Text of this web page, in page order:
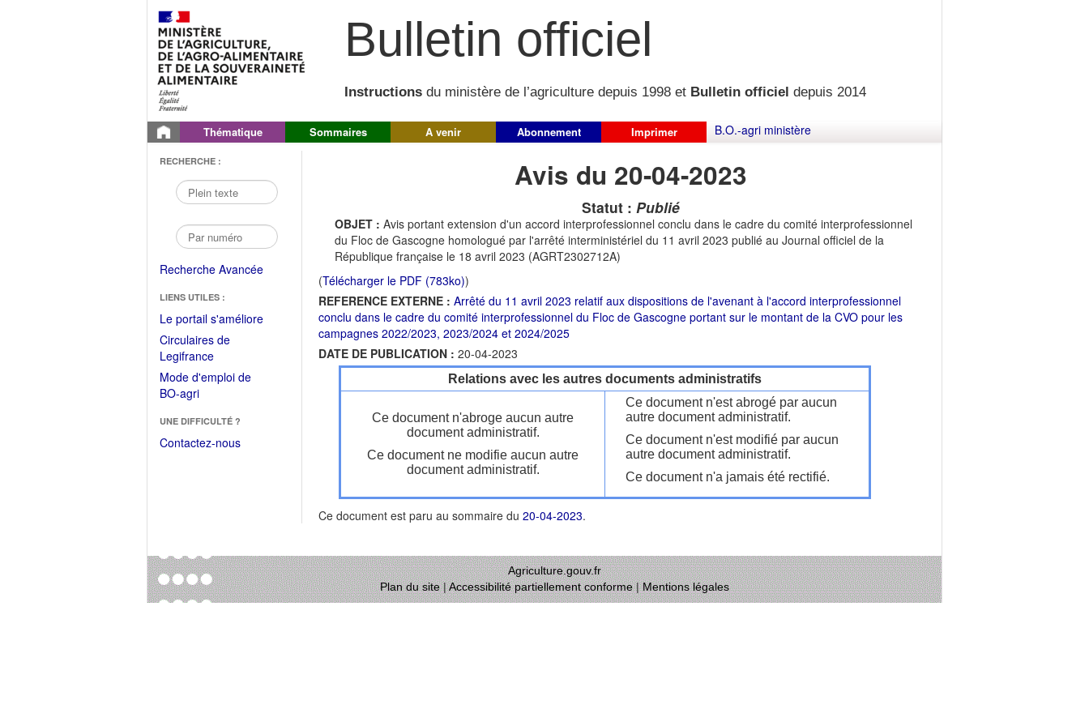
Bulletin officiel
Instructions du ministère de l’agriculture depuis 1998 et Bulletin officiel depuis 2014
Thématique Sommaires A venir Abonnement Imprimer B.O.-agri ministère
RECHERCHE :
Recherche Avancée
LIENS UTILES :
Le portail s'améliore(Fichier
Circulaires de
Legifrance(Ouvrir
dans
une
fenêtre)
Mode d'emploi de
BO-agri(Ouvrir
une
nouvelle
UNE DIFFICULTÉ ?
Contactez-nous
Avis du 20-04-2023
Statut : Publié
OBJET : Avis portant extension d'un accord interprofessionnel conclu dans le cadre du comité interprofessionnel
du Floc de Gascogne homologué par l'arrêté interministériel du 11 avril 2023 publié au Journal officiel de la
République française le 18 avril 2023 (AGRT2302712A)
(Télécharger le PDF (783ko))
REFERENCE EXTERNE : Arrêté du 11 avril 2023 relatif aux dispositions de l'avenant à l'accord interprofessionnel
conclu dans le cadre du comité interprofessionnel du Floc de Gascogne portant sur le montant de la CVO pour les
campagnes 2022/2023, 2023/2024 et 2024/2025
DATE DE PUBLICATION : 20-04-2023
Relations avec les autres documents administratifs
Ce document n'abroge aucun autre
document administratif.
Ce document ne modifie aucun autre
document administratif.
Ce document n'est abrogé par aucun
autre document administratif.
Ce document n'est modifié par aucun
autre document administratif.
Ce document n'a jamais été rectifié.
Ce document est paru au sommaire du 20-04-2023.
Agriculture.gouv.fr
Plan du site|Accessibilité partiellement conforme|Mentions légales